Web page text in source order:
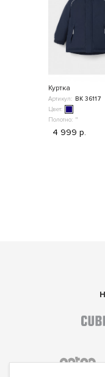
Куртка
Артикул: ВК 36117
Цвет:
Полотно: "
4 999 р.